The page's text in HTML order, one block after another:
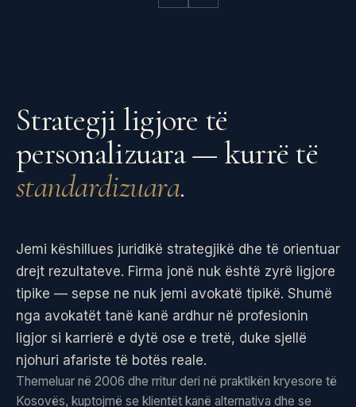
Strategji ligjore të
personalizuara — kurrë të
standardizuara.
Jemi këshillues juridikë strategjikë dhe të orientuar
drejt rezultateve. Firma jonë nuk është zyrë ligjore
tipike — sepse ne nuk jemi avokatë tipikë. Shumë
nga avokatët tanë kanë ardhur në profesionin
ligjor si karrierë e dytë ose e tretë, duke sjellë
njohuri afariste të botës reale.
Themeluar në 2006 dhe rritur deri në praktikën kryesore të
Kosovës, kuptojmë se klientët kanë alternativa dhe se